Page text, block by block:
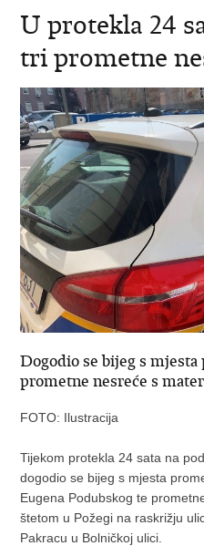
U protekla 24
tri prometne
Dogodio se bijeg s
prometne nesreće s
FOTO: Ilustracija
Tijekom protekla 24 sata na
dogodio se bijeg s mjesta
Eugena Podubskog te
štetom u Požegi na raskrižju
Pakracu u Bolničkoj ulici.